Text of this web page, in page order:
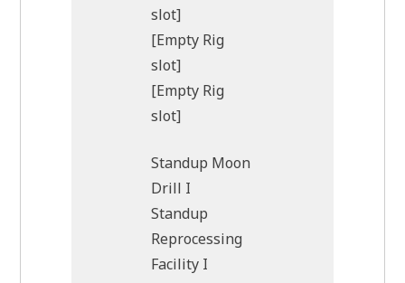
slot]
[Empty Rig
slot]
[Empty Rig
slot]
Standup Moon
Drill I
Standup
Reprocessing
Facility I